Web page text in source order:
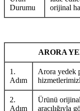
Durumu
orijinal
ARORA
1.
Adım
Arora yedek
2.
Adım
Ürünü orijinal
aracılığıyla